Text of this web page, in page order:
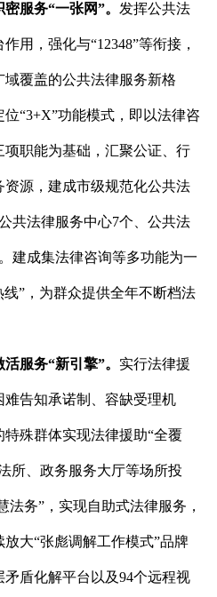
服务“一张网”。 发挥公共法
用，强化与“12348”等衔接，
覆盖的公共法律服务新格
“3+X”功能模式，即以法律咨
职能为基础，汇聚公证、行
源，建成市级规范化公共法
共法律服务中心7个、公共法
建成集法律咨询等多功能为一
线”，为群众提供全年不断档法
服务“新引擎”。 实行法律援
告知承诺制、容缺受理机
殊群体实现法律援助“全覆
所、政务服务大厅等场所投
法务”，实现自助式法律服务，
大“张彪调解工作模式”品牌
盾化解平台以及94个远程视